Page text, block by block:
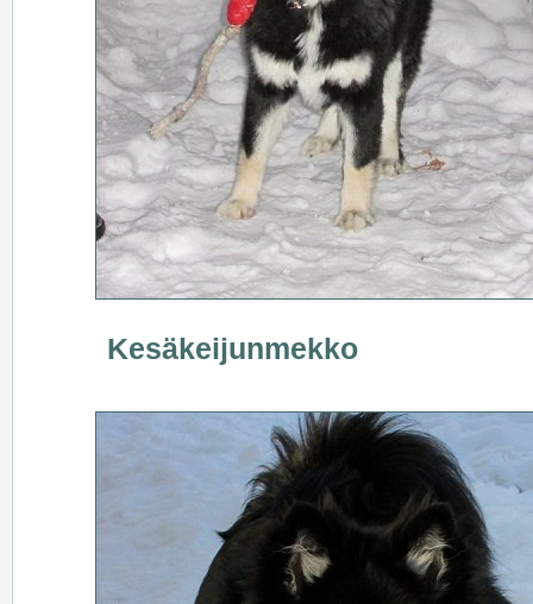
Kesäkeijunmekko